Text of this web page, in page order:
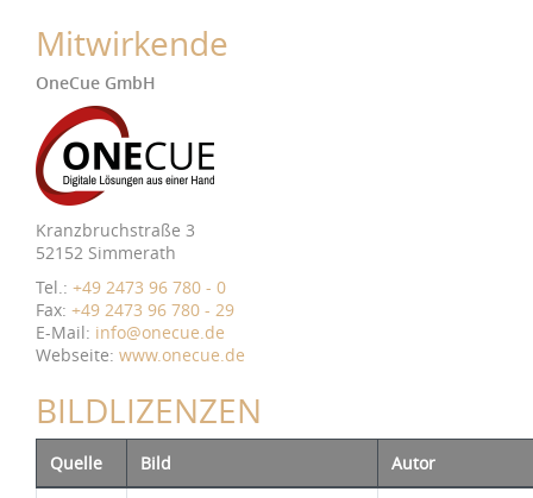
Mitwirkende
OneCue GmbH
Kranzbruchstraße 3
52152 Simmerath
Tel.: +49 2473 96 780 - 0
Fax: +49 2473 96 780 - 29
E-Mail: info@onecue.de
Webseite: www.onecue.de
BILDLIZENZEN
Quelle Bild Autor